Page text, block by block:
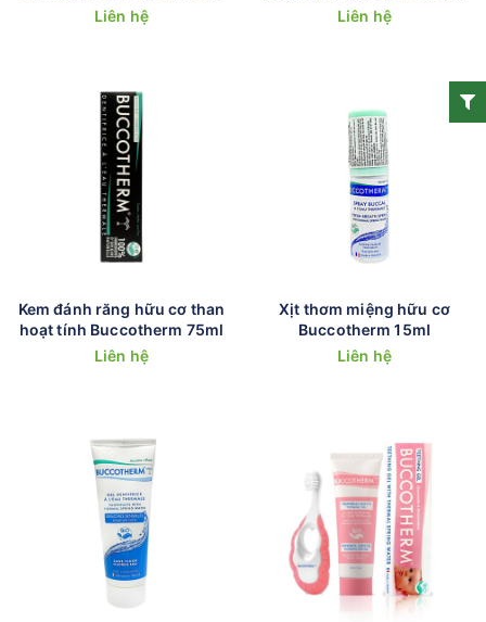
kèm bàn chải (Trẻ em 2-6
Liên hệ
75ml
Liên hệ
Kem đánh răng hữu cơ than
hoạt tính Buccotherm 75ml
Liên hệ
Xịt thơm miệng hữu cơ
Buccotherm 15ml
Liên hệ